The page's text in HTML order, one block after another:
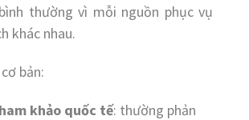
thường vì mỗi nguồn phục vụ
khác nhau.
bản:
khảo quốc tế: thường phản